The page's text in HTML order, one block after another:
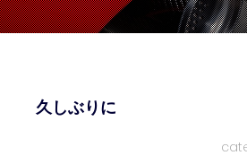
全国納車 特別作業
久しぶりに